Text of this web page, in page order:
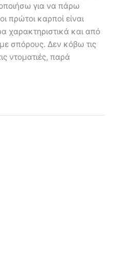
για να πάρω
πρώτοι καρποί είναι
χαρακτηριστικά και από
σπόρους. Δεν κόβω τις
ντοματιές, παρά